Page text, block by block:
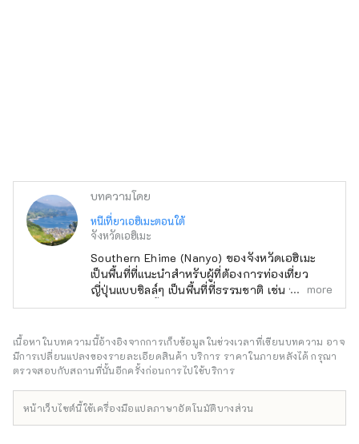
บทความโดย
หนีเที่ยวเอฮิเมะตอนใต้
จังหวัดเอฮิเมะ
Southern Ehime (Nanyo) ของจังหวัดเอฮิเมะ
เป็นพื้นที่ที่แนะนำสำหรับผู้ที่ต้องการท่องเที่ยว
ญี่ปุ่นแบบชิลล์ๆ เป็นพื้นที่ที่ธรรมชาติ เช่น ทะเล
ภูเขา และแม่น้ำ อยู่ร่วมกับทัศนียภาพเมืองเก่าและ
ต่างๆ มากมายที่ใช้ประโยชน์จากธรรมชาติ ทำให้
เหมาะสำหรับการเข้าพักระยะยาวหนึ่งสัปดาห์ขึ้น
ไป โปรดเพลิดเพลินไปกับการท่องเที่ยวอย่างผ่อน
more
เนื้อหาในบทความนี้อ้างอิงจากการเก็บข้อมูลในช่วงเวลาที่เขียนบทความ อาจ
มีการเปลี่ยนแปลงของรายละเอียดสินค้า บริการ ราคาในภายหลังได้ กรุณา
ตรวจสอบกับสถานที่นั้นอีกครั้งก่อนการไปใช้บริการ
หน้าเว็บไซต์นี้ใช้เครื่องมือแปลภาษาอัตโนมัติบางส่วน